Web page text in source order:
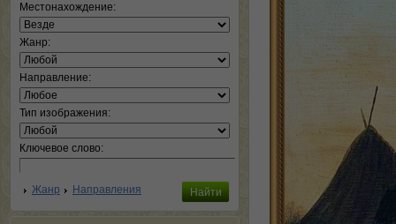
Местонахождение:
Жанр:
Направление:
Тип изображения:
Ключевое слово:
Жанр Направления